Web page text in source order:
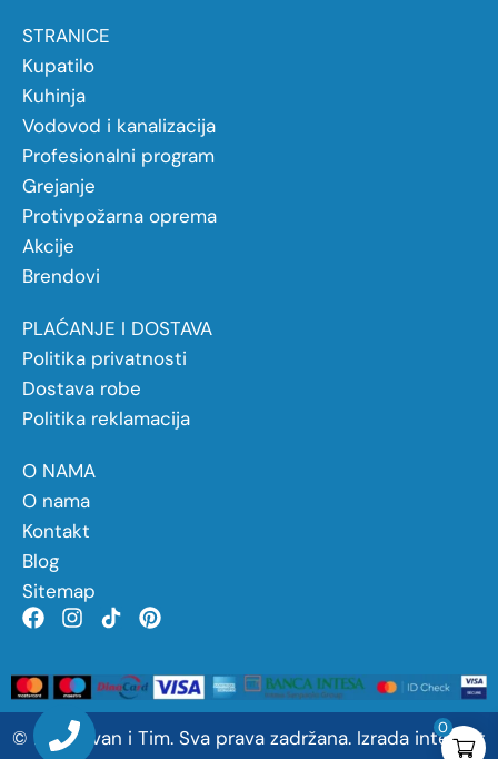
0
STRANICE
Kupatilo
Kuhinja
Vodovod i kanalizacija
Profesionalni program
Grejanje
Protivpožarna oprema
Akcije
Brendovi
PLAĆANJE I DOSTAVA
Politika privatnosti
Dostava robe
Politika reklamacija
O NAMA
O nama
Kontakt
Blog
Sitemap
© 2026 Ivan i Tim. Sva prava zadržana. Izrada internet